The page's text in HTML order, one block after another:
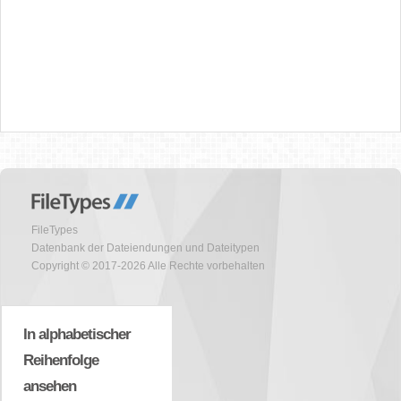
FileTypes
Datenbank der Dateiendungen und Dateitypen
Copyright © 2017-2026 Alle Rechte vorbehalten
In alphabetischer
Reihenfolge
ansehen